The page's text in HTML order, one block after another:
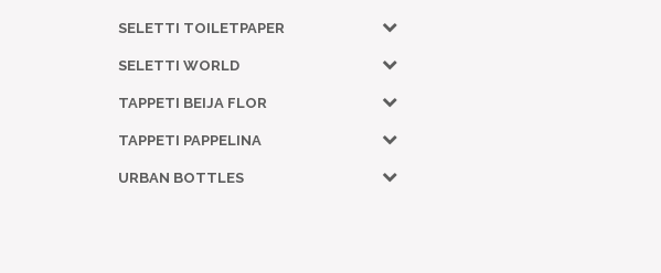
SELETTI TOILETPAPER
SELETTI WORLD
TAPPETI BEIJA FLOR
TAPPETI PAPPELINA
URBAN BOTTLES